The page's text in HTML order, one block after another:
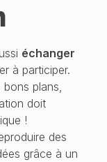
échanger
à participer.
plans,
doit
!
des
grâce à un